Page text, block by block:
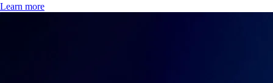
Learn more